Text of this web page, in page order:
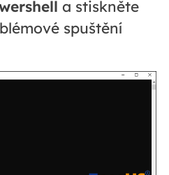
a stiskněte
spuštění